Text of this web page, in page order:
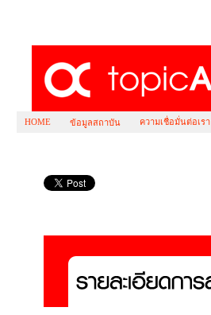
HOME ข้อมูลสถาบัน ความเชื่อมั่นต่อเรา